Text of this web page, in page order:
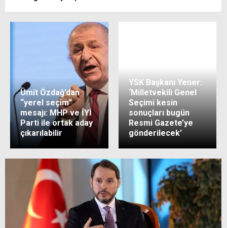
Ümit Özdağ’dan
“yerel seçim”
mesajı: MHP ve İYİ
Parti ile ortak aday
çıkarılabilir
YSK Başkanı Yener:
‘Milletvekili Genel
Seçimi kesin
sonuçları bugün
Resmi Gazete’ye
gönderilecek’